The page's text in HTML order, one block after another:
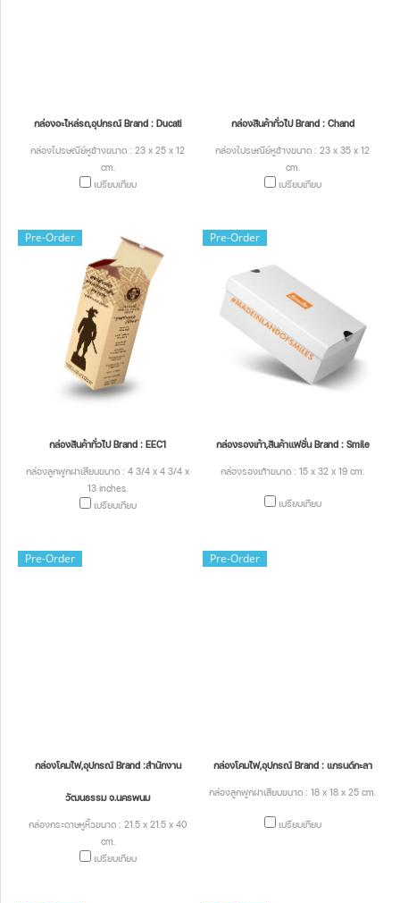
กล่องอะไหล่รถ,อุปกรณ์ Brand : Ducati
กล่องไปรษณีย์หูช้างขนาด : 23 x 25 x 12
cm.
เปรียบเทียบ
กล่องสินค้าทั่วไป Brand : Chand
กล่องไปรษณีย์หูช้างขนาด : 23 x 35 x 12
cm.
เปรียบเทียบ
Pre-Order
กล่องสินค้าทั่วไป Brand : EEC1
กล่องลูกฟูกฝาเสียบขนาด : 4 3/4 x 4 3/4 x
13 inches.
เปรียบเทียบ
Pre-Order
กล่องรองเท้า,สินค้าแฟชั่น Brand : Smile
กล่องรองเท้าขนาด : 15 x 32 x 19 cm.
เปรียบเทียบ
Pre-Order
กล่องโคมไฟ,อุปกรณ์ Brand :สำนักงาน
วัฒนธรรม จ.นครพนม
กล่องกระดาษหูหิ้วขนาด : 21.5 x 21.5 x 40
cm.
เปรียบเทียบ
Pre-Order
กล่องโคมไฟ,อุปกรณ์ Brand : แกรนด์กะลา
กล่องลูกฟูกฝาเสียบขนาด : 18 x 18 x 25 cm.
เปรียบเทียบ